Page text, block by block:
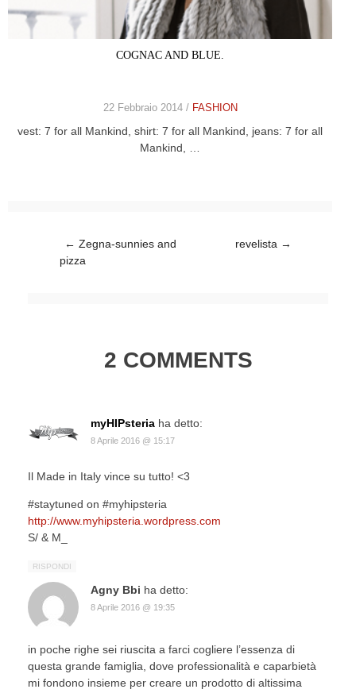
COGNAC AND BLUE.
22 Febbraio 2014 / FASHION
vest: 7 for all Mankind, shirt: 7 for all Mankind, jeans: 7 for all
Mankind, …
Post navigation
← Zegna-sunnies and
pizza
revelista →
2 COMMENTS
myHIPsteria ha detto:
8 Aprile 2016 @ 15:17
Il Made in Italy vince su tutto! <3
#staytuned on #myhipsteria
http://www.myhipsteria.wordpress.com
S/ & M_
RISPONDI
Agny Bbi ha detto:
8 Aprile 2016 @ 19:35
in poche righe sei riuscita a farci cogliere l’essenza di
questa grande famiglia, dove professionalità e caparbietà
mi fondono insieme per creare un prodotto di altissima